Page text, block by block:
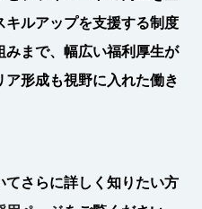
キルアップを支援する制度
みまで、幅広い福利厚生が
形成も視野に入れた働き
さらに詳しく知りたい方